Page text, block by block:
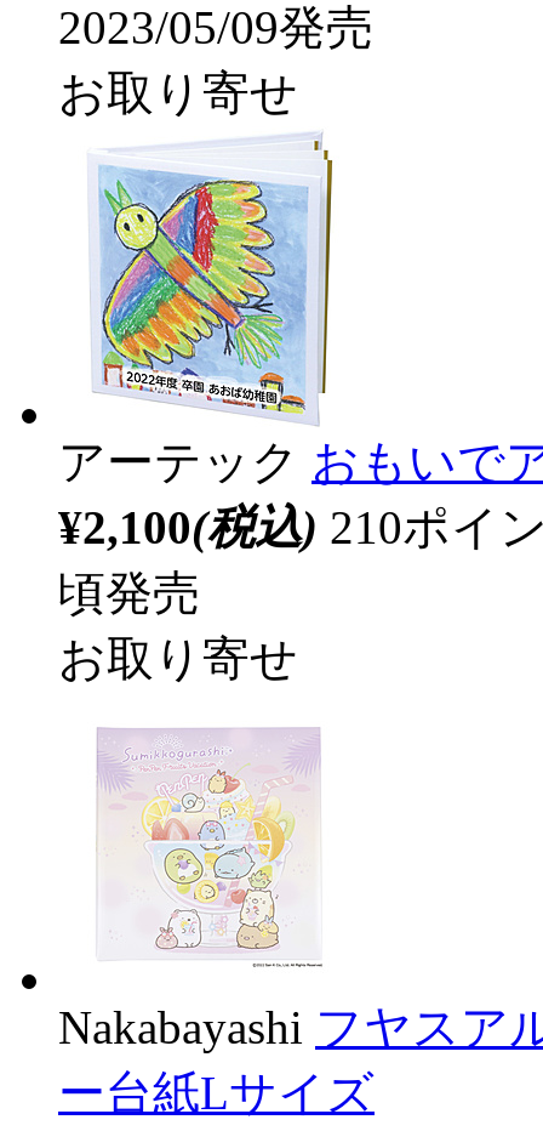
2023/05/09発売
お取り寄せ
アーテック おもいで
¥2,100(税込) 210ポイ
頃発売
お取り寄せ
Nakabayashi フヤスア
ー台紙Lサイズ